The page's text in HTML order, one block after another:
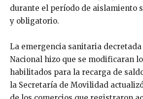
durante el período de aislamiento
y obligatorio.
La emergencia sanitaria
Nacional hizo que se modificaran
habilitados para la recarga de
la Secretaría de Movilidad